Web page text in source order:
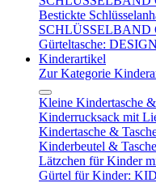
Bestickte
SCHLÜSSELBAND
Gürteltasche:
Kinderartikel
Zur Kategorie
Kleine Kindertasche
Kinderrucksack mit
Kindertasche &
Kinderbeutel &
Lätzchen für Kinder
Gürtel für Kinder: